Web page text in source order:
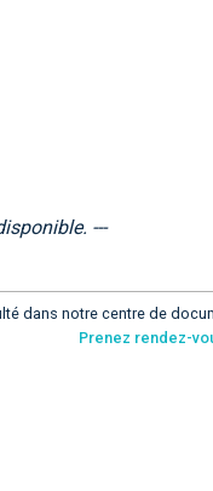
---
dans notre centre de
Prenez rendez-